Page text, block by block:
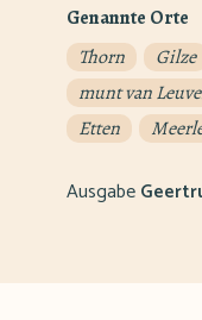
Genannte Orte
Thorn
Gilze
munt van
Etten
Ausgabe